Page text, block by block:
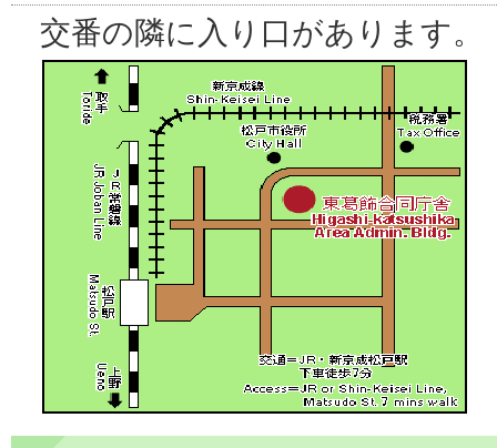
交番の隣に入り口があります。